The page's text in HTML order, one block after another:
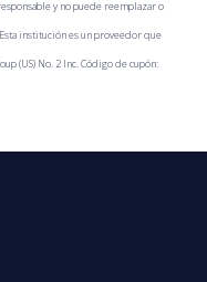
y no puede reemplazar o
institución es un proveedor que
(US) No. 2 Inc. Código de cupón: